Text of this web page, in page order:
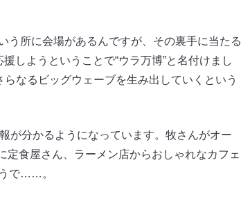
う所に会場があるんですが、その裏手に当たる
しようということで“ウラ万博”と名付けまし
なるビッグウェーブを生み出していくという
が分かるようになっています。牧さんがオー
定食屋さん、ラーメン店からおしゃれなカフェ
で……。